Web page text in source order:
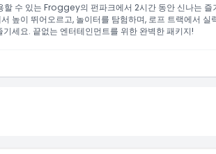
할 수 있는 Froggey의 펀파크에서 2시간 동안 신나는
높이 뛰어오르고, 놀이터를 탐험하며, 로프 트랙에서 실
세요. 끝없는 엔터테인먼트를 위한 완벽한 패키지!